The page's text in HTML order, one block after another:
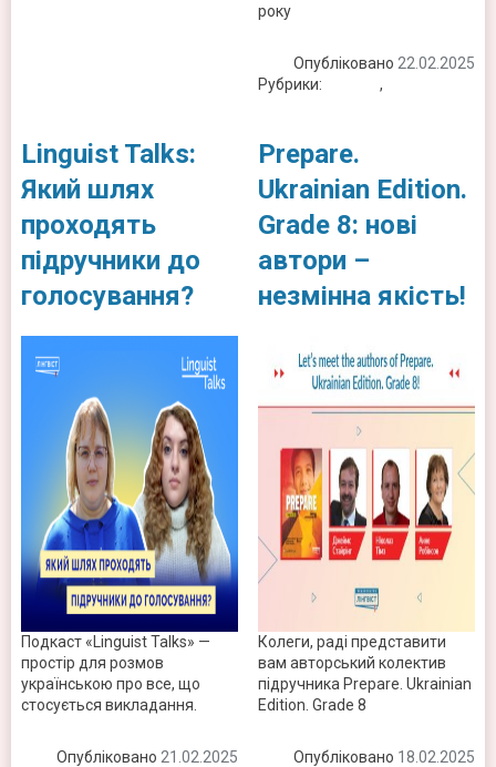
року
Опубліковано 22.02.2025
Рубрики:
,
Linguist Talks:
Який шлях
проходять
підручники до
голосування?
Подкаст «Linguist Talks» —
простір для розмов
українською про все, що
стосується викладання.
Опубліковано 21.02.2025
Prepare.
Ukrainian Edition.
Grade 8: нові
автори –
незмінна якість!
Колеги, раді представити
вам авторський колектив
підручника Prepare. Ukrainian
Edition. Grade 8
Опубліковано 18.02.2025